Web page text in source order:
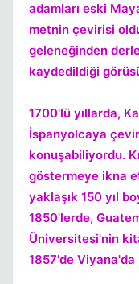
adamları eski
metnin çevirisi
geleneğinden
kaydedildiği
1700'lü yıllarda,
İspanyolcaya
konuşabiliyordu.
göstermeye ikna
yaklaşık 150 yıl
1850'lerde,
Üniversitesi'nin
1857'de Viyana'da